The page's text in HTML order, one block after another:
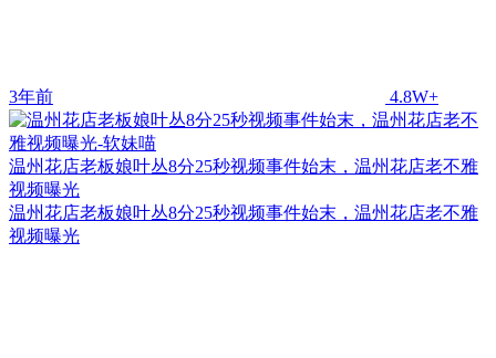
3年前 4.8W+
温州花店老板娘叶丛8分25秒视频事件始末，温州花店老不雅
视频曝光
温州花店老板娘叶丛8分25秒视频事件始末，温州花店老不雅
视频曝光